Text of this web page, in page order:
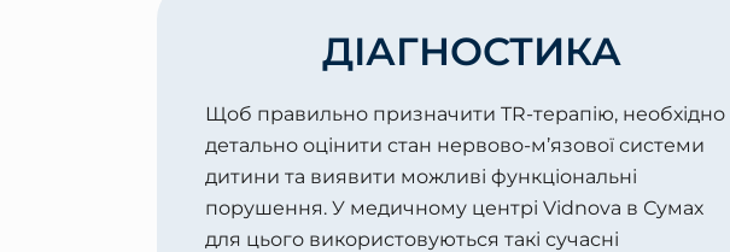
ДІАГНОСТИКА
Щоб правильно призначити TR-терапію, необхідно
детально оцінити стан нервово-м’язової системи
дитини та виявити можливі функціональні
порушення. У медичному центрі Vidnova в Сумах
для цього використовуються такі сучасні